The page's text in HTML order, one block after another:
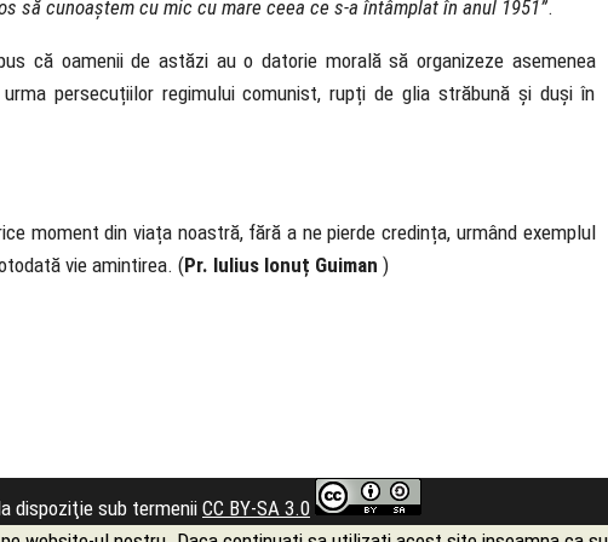
să cunoaștem cu mic cu mare ceea ce s-a întâmplat în anul 1951”.
că oamenii de astăzi au o datorie morală să organizeze asemenea
persecuțiilor regimului comunist, rupți de glia străbună și duși în
moment din viața noastră, fără a ne pierde credința, urmând exemplul
vie amintirea. (Pr. Iulius Ionuț Guiman )
dispoziţie sub termenii CC BY-SA 3.0